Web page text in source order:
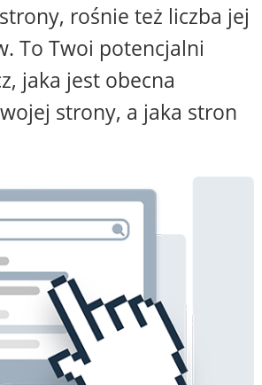
rośnie też liczba jej
To Twoi potencjalni
jaka jest obecna
strony, a jaka stron